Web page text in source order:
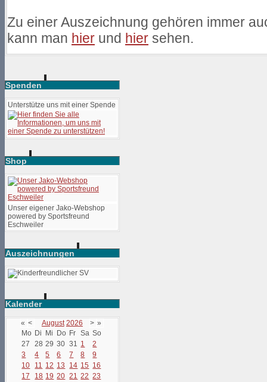
Zu einer Auszeichnung gehören immer
kann man hier und hier sehen.
Spenden
Unterstütze uns mit einer Spende
Shop
Unser eigener Jako-Webshop
powered by Sportsfreund
Eschweiler
Auszeichnungen
Kalender
« < August 2026 > »
Mo Di Mi Do Fr Sa So
27
28 29 30 31 1
2
3
4 5 6 7 8
9
10
11 12 13 14 15 16
17
18 19 20 21 22 23